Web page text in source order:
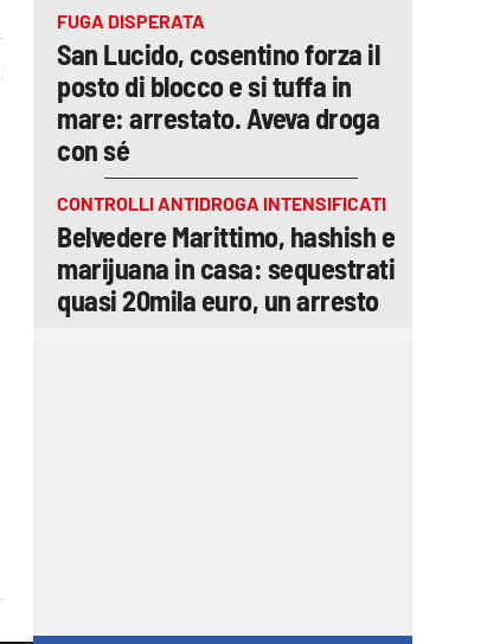
FUGA DISPERATA
San Lucido, cosentino forza il
posto di blocco e si tuffa in
mare: arrestato. Aveva droga
con sé
CONTROLLI ANTIDROGA INTENSIFICATI
Belvedere Marittimo, hashish e
marijuana in casa: sequestrati
quasi 20mila euro, un arresto